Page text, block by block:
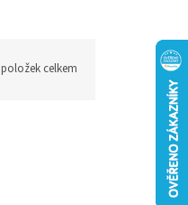
položek celkem